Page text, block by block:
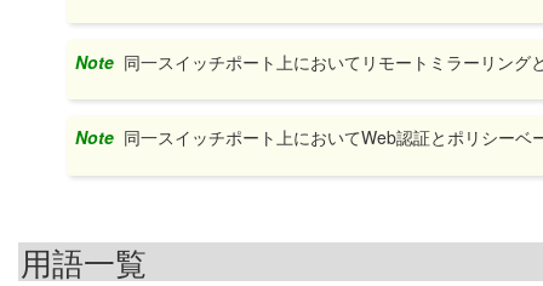
Note 同一スイッチポート上においてリモートミラーリング
Note 同一スイッチポート上においてWeb認証とポリシーベ
用語一覧